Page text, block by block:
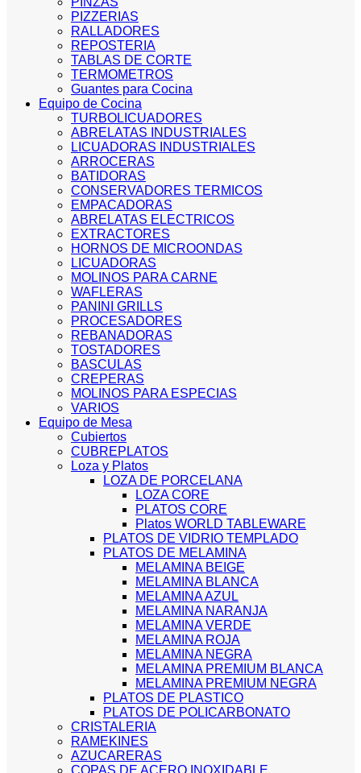
PIZZERIAS
RALLADORES
REPOSTERIA
TABLAS DE CORTE
TERMOMETROS
Guantes para Cocina
Equipo de Cocina
TURBOLICUADORES
ABRELATAS INDUSTRIALES
LICUADORAS INDUSTRIALES
ARROCERAS
BATIDORAS
CONSERVADORES TERMICOS
EMPACADORAS
ABRELATAS ELECTRICOS
EXTRACTORES
HORNOS DE MICROONDAS
LICUADORAS
MOLINOS PARA CARNE
WAFLERAS
PANINI GRILLS
PROCESADORES
REBANADORAS
TOSTADORES
BASCULAS
CREPERAS
MOLINOS PARA ESPECIAS
VARIOS
Equipo de Mesa
Cubiertos
CUBREPLATOS
Loza y Platos
LOZA DE PORCELANA
LOZA CORE
PLATOS CORE
Platos WORLD TABLEWARE
PLATOS DE VIDRIO TEMPLADO
PLATOS DE MELAMINA
MELAMINA BEIGE
MELAMINA BLANCA
MELAMINA AZUL
MELAMINA NARANJA
MELAMINA VERDE
MELAMINA ROJA
MELAMINA NEGRA
MELAMINA PREMIUM BLANCA
MELAMINA PREMIUM NEGRA
PLATOS DE PLASTICO
PLATOS DE POLICARBONATO
CRISTALERIA
RAMEKINES
AZUCARERAS
COPAS DE ACERO INOXIDABLE